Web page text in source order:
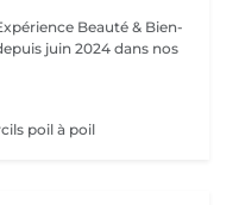
juin 2024 dans nos
poil à poil